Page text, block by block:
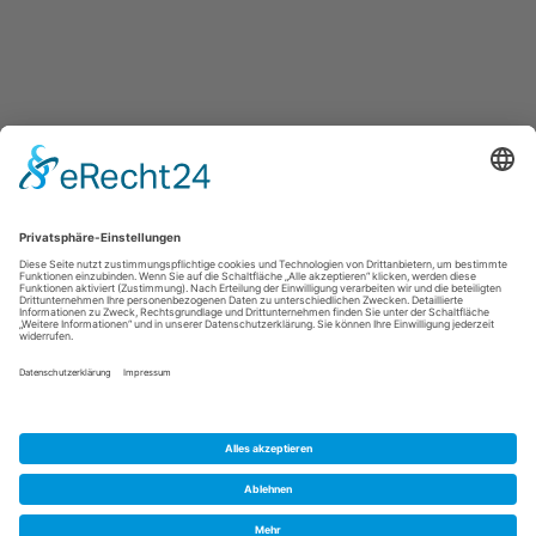
Kontakt|Impressum|Datenschutz|Barrierefreiheit
2026 inwebco GmbH
Cookie-Einstellungen